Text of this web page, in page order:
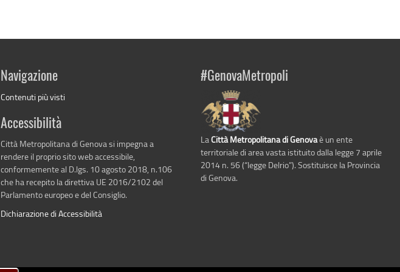
Navigazione
Contenuti più visti
Accessibilità
Città Metropolitana di Genova si impegna a
rendere il proprio sito web accessibile,
conformemente al D.lgs. 10 agosto 2018, n.106
che ha recepito la direttiva UE 2016/2102 del
Parlamento europeo e del Consiglio.
Dichiarazione di Accessibilità
#GenovaMetropoli
La Città Metropolitana di Genovaè un ente
territoriale di area vasta istituito dalla legge 7 aprile
2014 n. 56 (“legge Delrio”). Sostituisce la Provincia
di Genova.